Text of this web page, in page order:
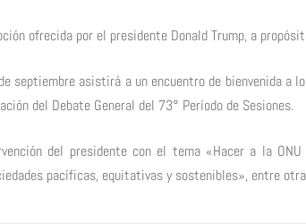
ofrecida por el presidente Donald Trump, a
septiembre asistirá a un encuentro de bienvenida a
del Debate General del 73° Período de Sesiones.
del presidente con el tema «Hacer a la
pacíficas, equitativas y sostenibles», entre